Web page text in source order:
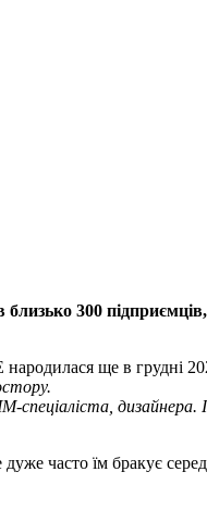
300 підприємців,
ще в грудні
дизайнера.
часто їм бракує